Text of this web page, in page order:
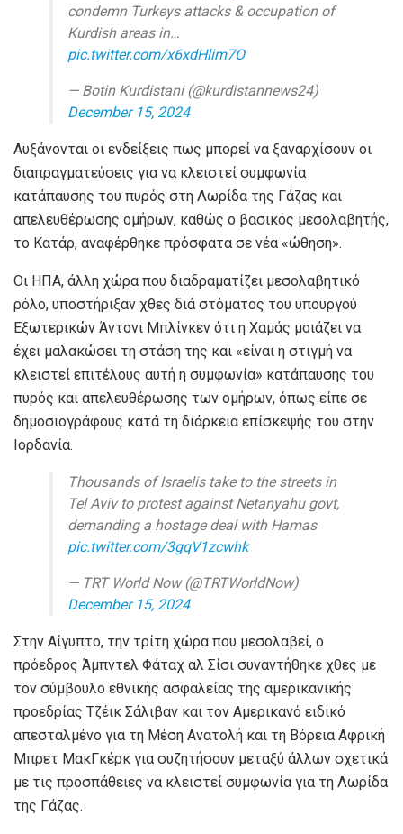
condemn Turkeys attacks & occupation of
Kurdish areas in…
pic.twitter.com/x6xdHlim7O
— Botin Kurdistani (@kurdistannews24)
December 15, 2024
Αυξάνονται οι ενδείξεις πως μπορεί να ξαναρχίσουν οι
διαπραγματεύσεις για να κλειστεί συμφωνία
κατάπαυσης του πυρός στη Λωρίδα της Γάζας και
απελευθέρωσης ομήρων, καθώς ο βασικός μεσολαβητής,
το Κατάρ, αναφέρθηκε πρόσφατα σε νέα «ώθηση».
Οι ΗΠΑ, άλλη χώρα που διαδραματίζει μεσολαβητικό
ρόλο, υποστήριξαν χθες διά στόματος του υπουργού
Εξωτερικών Άντονι Μπλίνκεν ότι η Χαμάς μοιάζει να
έχει μαλακώσει τη στάση της και «είναι η στιγμή να
κλειστεί επιτέλους αυτή η συμφωνία» κατάπαυσης του
πυρός και απελευθέρωσης των ομήρων, όπως είπε σε
δημοσιογράφους κατά τη διάρκεια επίσκεψής του στην
Ιορδανία.
Thousands of Israelis take to the streets in
Tel Aviv to protest against Netanyahu govt,
demanding a hostage deal with Hamas
pic.twitter.com/3gqV1zcwhk
— TRT World Now (@TRTWorldNow)
December 15, 2024
Στην Αίγυπτο, την τρίτη χώρα που μεσολαβεί, ο
πρόεδρος Άμπντελ Φάταχ αλ Σίσι συναντήθηκε χθες με
τον σύμβουλο εθνικής ασφαλείας της αμερικανικής
προεδρίας Τζέικ Σάλιβαν και τον Αμερικανό ειδικό
απεσταλμένο για τη Μέση Ανατολή και τη Βόρεια Αφρική
Μπρετ ΜακΓκέρκ για συζητήσουν μεταξύ άλλων σχετικά
με τις προσπάθειες να κλειστεί συμφωνία για τη Λωρίδα
της Γάζας.